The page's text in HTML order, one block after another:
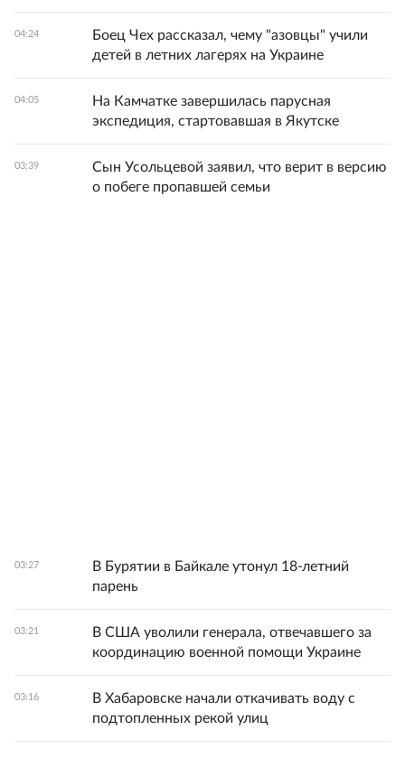
04:24
Боец Чех рассказал, чему "азовцы" учили
детей в летних лагерях на Украине
04:05
На Камчатке завершилась парусная
экспедиция, стартовавшая в Якутске
03:39
Сын Усольцевой заявил, что верит в версию
о побеге пропавшей семьи
03:27
В Бурятии в Байкале утонул 18-летний
парень
03:21
В США уволили генерала, отвечавшего за
координацию военной помощи Украине
03:16
В Хабаровске начали откачивать воду с
подтопленных рекой улиц